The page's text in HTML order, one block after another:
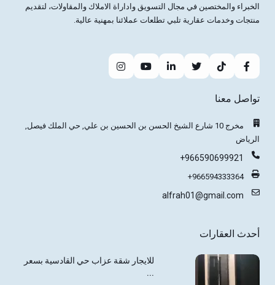
الخبراء والمختصين في مجال التسويق واداراة الاملاك والمقاولات، لتقديم
منتجات وخدمات عقارية تلبي تطلعات عملائنا بمهنية عالية.
تواصل معنا
مخرج 10 شارع الشيخ الحسن بن الحسين بن علي, حي الملك فيصل,
الرياض
+966590699921
+966594333364
alfrah01@gmail.com
أحدث العقارات
للايجار شقة عزاب حي القادسية بسعر
...